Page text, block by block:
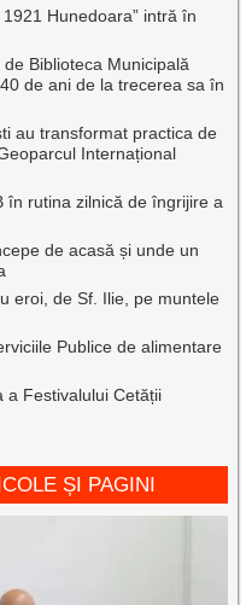
Hunedoara” intră în
Biblioteca Municipală
de ani de la trecerea sa în
au transformat practica de
Internațional
în rutina zilnică de îngrijire a
de acasă și unde un
eroi, de Sf. Ilie, pe muntele
Publice de alimentare
a Festivalului Cetății
ȘI PAGINI